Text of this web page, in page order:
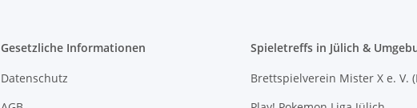
Gesetzliche Informationen
Datenschutz
Spieletreffs in Jülich &
Brettspielverein Mister X e. V.